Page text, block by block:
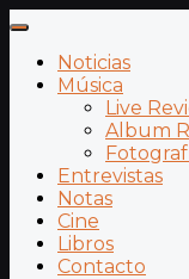
Noticias
Música
Live
Album
Entrevistas
Notas
Cine
Libros
Contacto